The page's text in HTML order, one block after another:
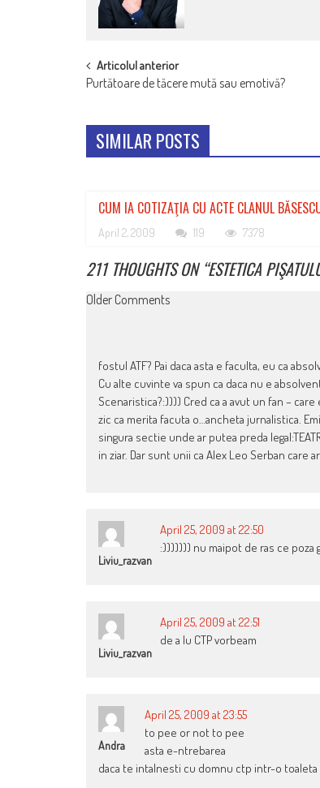
POST
NAVIGATION
Articolul anterior
Purtătoare de tăcere mută sau emotivă?
SIMILAR POSTS
CUM IA COTIZAŢIA CU ACTE CLANUL
April 2, 2009 119 7378
211 THOUGHTS ON “ESTETICA
COMMENT
Older Comments
fostul ATF? Pai daca asta e faculta, eu ca
Cu alte cuvinte va spun ca daca nu e
Scenaristica?:)))) Cred ca a avut un fan –
zic ca merita facuta o…ancheta jurnalistica.
singura sectie unde ar putea preda
in ziar. Dar sunt unii ca Alex Leo Serban care
Liviu_razvan
April 25, 2009 at 22:50
:))))))) nu maipot de ras ce poza
Liviu_razvan
April 25, 2009 at 22:51
de a lu CTP vorbeam
Andra
April 25, 2009 at 23:55
to pee or not to pee
asta e-ntrebarea
daca te intalnesti cu domnu ctp intr-o toaleta